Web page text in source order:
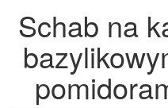
Schab na